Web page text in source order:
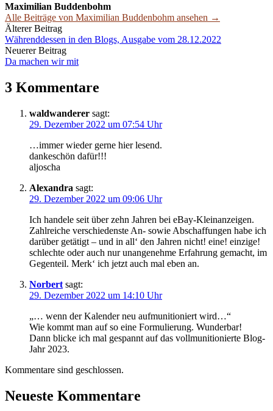
Maximilian Buddenbohm
Alle Beiträge von Maximilian Buddenbohm ansehen →
Beitrags-
Navigation
Älterer Beitrag
Währenddessen in den Blogs, Ausgabe vom 28.12.2022
Neuerer Beitrag
Da machen wir mit
3 Kommentare
waldwanderer sagt:
29. Dezember 2022 um 07:54 Uhr
…immer wieder gerne hier lesend.
dankeschön dafür!!!
aljoscha
Alexandra sagt:
29. Dezember 2022 um 09:06 Uhr
Ich handele seit über zehn Jahren bei eBay-Kleinanzeigen.
Zahlreiche verschiedenste An- sowie Abschaffungen habe ich
darüber getätigt – und in all‘ den Jahren nicht! eine! einzige!
schlechte oder auch nur unangenehme Erfahrung gemacht, im
Gegenteil. Merk‘ ich jetzt auch mal eben an.
Norbert sagt:
29. Dezember 2022 um 14:10 Uhr
„… wenn der Kalender neu aufmunitioniert wird…“
Wie kommt man auf so eine Formulierung. Wunderbar!
Dann blicke ich mal gespannt auf das vollmunitionierte Blog-
Jahr 2023.
Kommentare sind geschlossen.
Neueste Kommentare